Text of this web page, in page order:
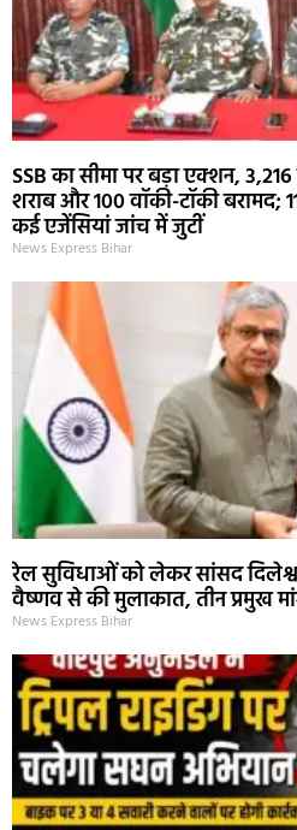
SSB का सीमा पर बड़ा एक्शन,
शराब और 100 वॉकी-टॉकी बरामद;
कई एजेंसियां जांच में जुटीं
News Express Bihar
रेल सुविधाओं को लेकर सांसद
वैष्णव से की मुलाकात, तीन प्रमुख
News Express Bihar